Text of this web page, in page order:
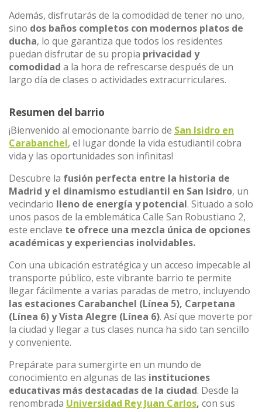
Además, disfrutarás de la comodidad de tener no uno,
sino dos baños completos con modernos platos de
ducha, lo que garantiza que todos los residentes
puedan disfrutar de su propia privacidad y
comodidad a la hora de refrescarse después de un
largo día de clases o actividades extracurriculares.
Resumen del barrio
¡Bienvenido al emocionante barrio de San Isidro en
Carabanchel, el lugar donde la vida estudiantil cobra
vida y las oportunidades son infinitas!
Descubre la fusión perfecta entre la historia de
Madrid y el dinamismo estudiantil en San Isidro, un
vecindario lleno de energía y potencial. Situado a solo
unos pasos de la emblemática Calle San Robustiano 2,
este enclave te ofrece una mezcla única de opciones
académicas y experiencias inolvidables.
Con una ubicación estratégica y un acceso impecable al
transporte público, este vibrante barrio te permite
llegar fácilmente a varias paradas de metro, incluyendo
las estaciones Carabanchel (Línea 5), Carpetana
(Línea 6) y Vista Alegre (Línea 6). Así que moverte por
la ciudad y llegar a tus clases nunca ha sido tan sencillo
y conveniente.
Prepárate para sumergirte en un mundo de
conocimiento en algunas de las instituciones
educativas más destacadas de la ciudad. Desde la
renombrada Universidad Rey Juan Carlos, con sus